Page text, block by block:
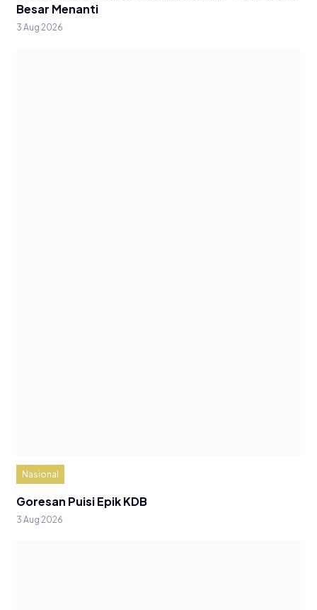
Besar Menanti
3 Aug 2026
Nasional
Goresan Puisi Epik KDB
3 Aug 2026